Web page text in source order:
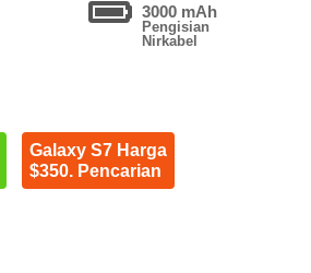
3000 mAh
Pengisian
Nirkabel
Galaxy S7 Harga
$350. Pencarian